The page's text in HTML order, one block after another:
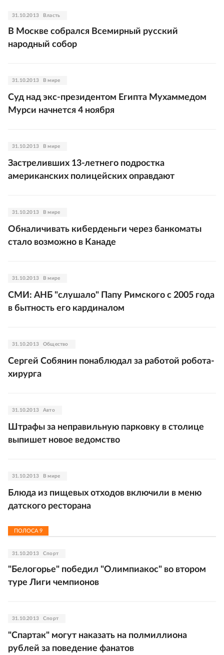
31.10.2013 Власть
В Москве собрался Всемирный русский
народный собор
31.10.2013 В мире
Суд над экс-президентом Египта Мухаммедом
Мурси начнется 4 ноября
31.10.2013 В мире
Застреливших 13-летнего подростка
американских полицейских оправдают
31.10.2013 В мире
Обналичивать киберденьги через банкоматы
стало возможно в Канаде
31.10.2013 В мире
СМИ: АНБ "слушало" Папу Римского с 2005 года
в бытность его кардиналом
31.10.2013 Общество
Сергей Собянин понаблюдал за работой робота-
хирурга
31.10.2013 Авто
Штрафы за неправильную парковку в столице
выпишет новое ведомство
31.10.2013 В мире
Блюда из пищевых отходов включили в меню
датского ресторана
ПОЛОСА 9
31.10.2013 Спорт
"Белогорье" победил "Олимпиакос" во втором
туре Лиги чемпионов
31.10.2013 Спорт
"Спартак" могут наказать на полмиллиона
рублей за поведение фанатов